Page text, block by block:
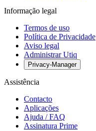
Informação legal
Termos de uso
Política de Privacidade
Aviso legal
Administrar Utiq
Privacy-Manager
Assistência
Contacto
Aplicações
Ajuda / FAQ
Assinatura Prime